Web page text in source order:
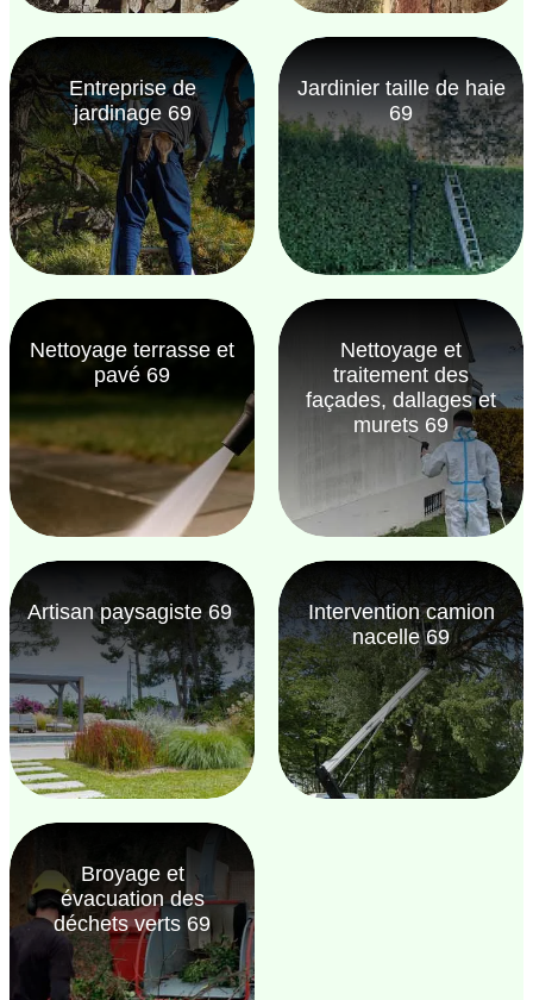
Entreprise de
jardinage 69
Jardinier taille de haie
69
Nettoyage terrasse et
pavé 69
Nettoyage et
traitement des
façades, dallages et
murets 69
Artisan paysagiste 69
Intervention camion
nacelle 69
Broyage et
évacuation des
déchets verts 69